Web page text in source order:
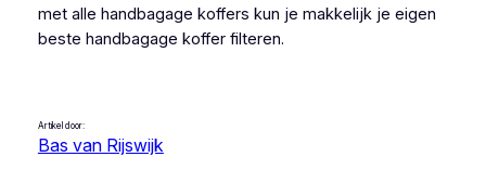
met alle handbagage koffers kun je makkelijk je eigen
beste handbagage koffer filteren.
Artikel door:
Bas van Rijswijk